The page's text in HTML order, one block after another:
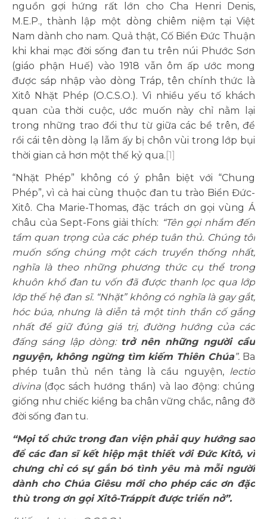
nguồn gợi hứng rất lớn cho Cha Henri Denis,
M.E.P., thành lập một dòng chiêm niệm tại Việt
Nam dành cho nam. Quả thật, Cố Biển Đức Thuận
khi khai mạc đời sống đan tu trên núi Phước Sơn
(giáo phận Huế) vào 1918 vẫn ôm ấp ước mong
được sáp nhập vào dòng Tráp, tên chính thức là
Xitô Nhặt Phép (O.C.S.O.). Vì nhiều yếu tố khách
quan của thời cuộc, ước muốn này chỉ nằm lại
trong những trao đổi thư từ giữa các bề trên, để
rồi cái tên dòng lạ lẫm ấy bị chôn vùi trong lớp bụi
thời gian cả hơn một thế kỷ qua. [1]
“Nhặt Phép” không có ý phân biệt với “Chung
Phép”, vì cả hai cùng thuộc đan tu trào Biển Đức-
Xitô. Cha Marie-Thomas, đặc trách ơn gọi vùng Á
châu của Sept-Fons giải thích: “Tên gọi nhắm đến
tầm quan trọng của các phép tuân thủ. Chúng tôi
muốn sống chúng một cách truyền thống nhất,
nghĩa là theo những phương thức cụ thể trong
khuôn khổ đan tu vốn đã được thanh lọc qua lớp
lớp thế hệ đan sĩ. “Nhặt” không có nghĩa là gay gắt,
hóc búa, nhưng là diễn tả một tinh thần cố gắng
nhất để giữ đúng giá trị, đường hướng của các
đấng sáng lập dòng: trở nên những người cầu
nguyện, không ngừng tìm kiếm Thiên Chúa”. Ba
phép tuân thủ nền tảng là cầu nguyện, lectio
divina(đọc sách hướng thần) và lao động: chúng
giống như chiếc kiềng ba chân vững chắc, nâng đỡ
đời sống đan tu.
“Mọi tổ chức trong đan viện phải quy hướng sao
để các đan sĩ kết hiệp mật thiết với Đức Kitô, vì
chưng chỉ có sự gắn bó tình yêu mà mỗi người
dành cho Chúa Giêsu mới cho phép các ơn đặc
thù trong ơn gọiXitô-Tráppít được triển nở”.